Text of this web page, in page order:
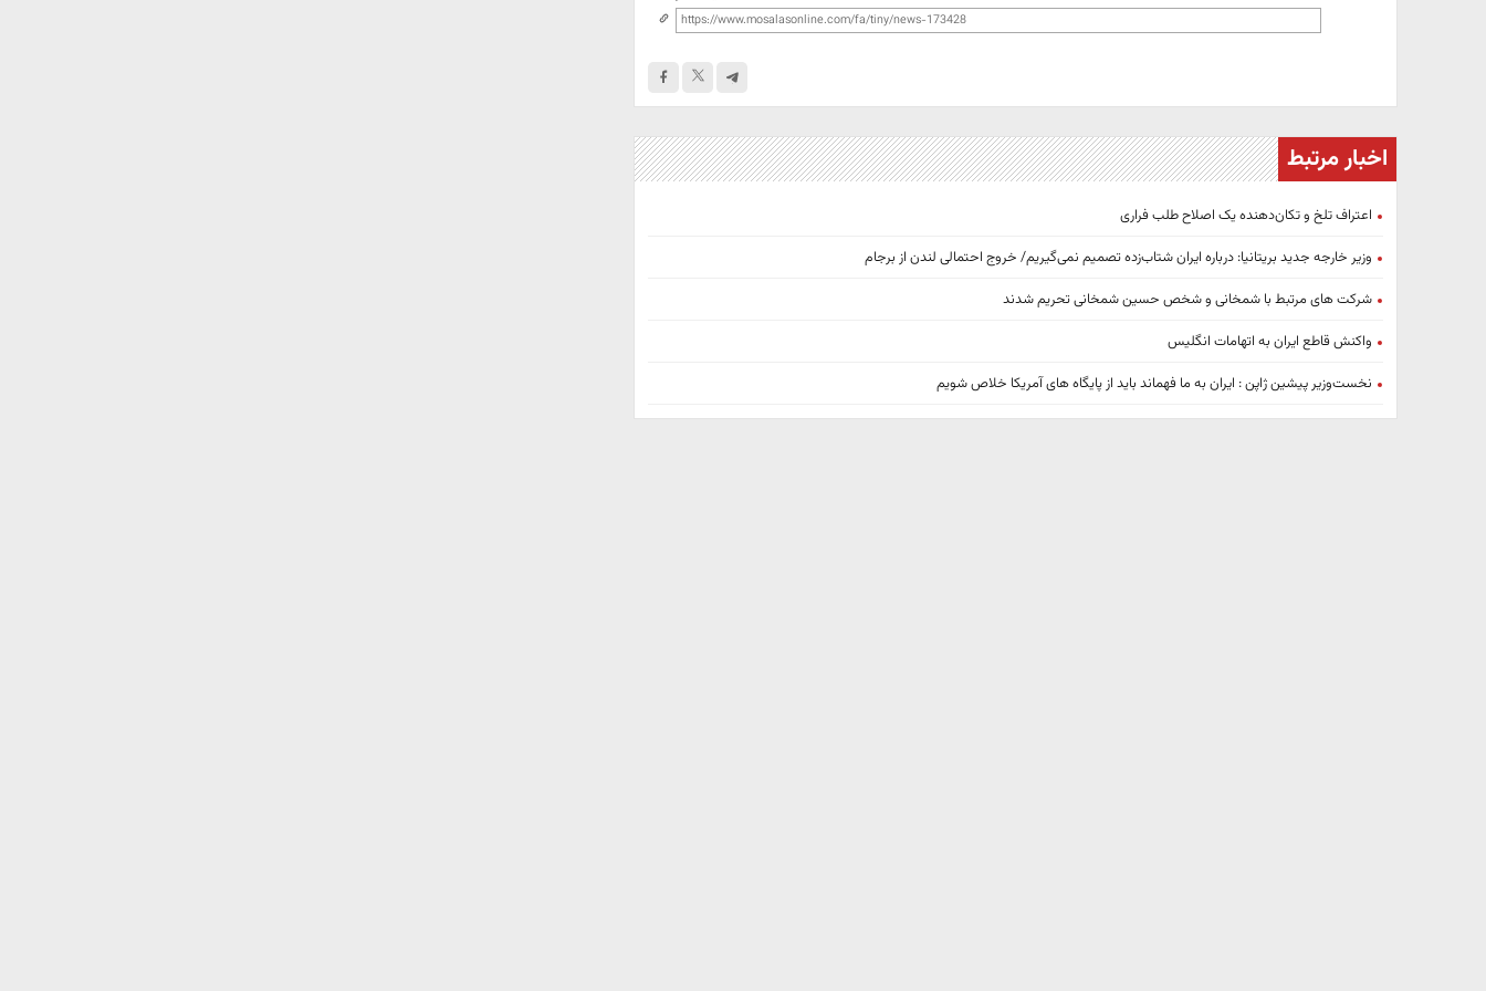
اخبار مرتبط
اعتراف تلخ و تکان‌دهنده یک اصلاح طلب فراری
وزیر خارجه جدید بریتانیا: درباره ایران شتاب‌زده تصمیم نمی‌گیریم/ خروج احتمالی لندن از برجام
شرکت های مرتبط با شمخانی و شخص حسین شمخانی تحریم شدند
واکنش قاطع ایران به اتهامات انگلیس
نخست‌وزیر پیشین ژاپن : ایران به ما فهماند باید از پایگاه های آمریکا خلاص شویم